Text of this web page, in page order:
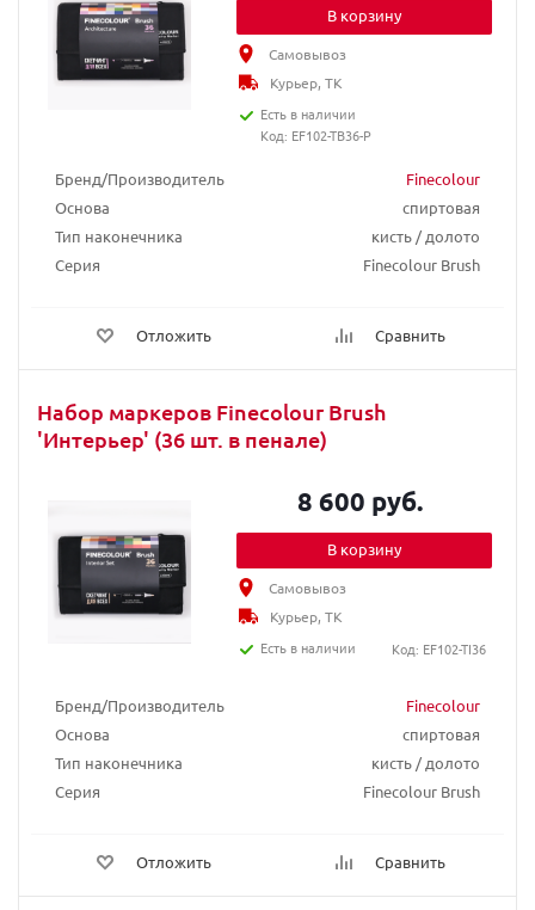
Бренд/Производитель
Finecolour
Основа
спиртовая
Тип наконечника
кисть / долото
Серия
Finecolour Brush
Отложить Сравнить
В корзину
Самовывоз
Курьер, ТК
Есть в наличии
Код: EF102-TB36-P
Набор маркеров Finecolour Brush
'Интерьер' (36 шт. в пенале)
Бренд/Производитель
Finecolour
Основа
спиртовая
Тип наконечника
кисть / долото
Серия
Finecolour Brush
Отложить Сравнить
8 600 руб.
В корзину
Самовывоз
Курьер, ТК
Есть в наличии
Код: EF102-TI36